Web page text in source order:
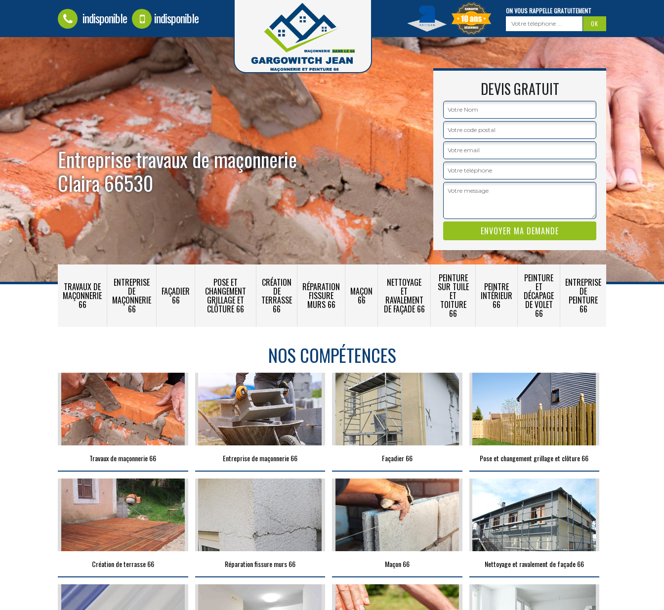
indisponible indisponible ON VOUS RAPPELLE GRATUITEMENT
Entreprise travaux de maçonnerie
Claira 66530
DEVIS GRATUIT
TRAVAUX DE
MAÇONNERIE
66
ENTREPRISE
DE
MAÇONNERIE
66
FAÇADIER
66
POSE ET
CHANGEMENT
GRILLAGE ET
CLÔTURE 66
CRÉATION
DE
TERRASSE
66
RÉPARATION
FISSURE
MURS 66
MAÇON
66
NETTOYAGE
ET
RAVALEMENT
DE FAÇADE 66
PEINTURE
SUR TUILE
ET
TOITURE
66
PEINTRE
INTÉRIEUR
66
PEINTURE
ET
DÉCAPAGE
DE VOLET
66
ENTREPRISE
DE
PEINTURE
66
NOS COMPÉTENCES
Travaux de maçonnerie 66 Entreprise de maçonnerie 66 Façadier 66 Pose et changement grillage et clôture 66
Création de terrasse 66 Réparation fissure murs 66 Maçon 66 Nettoyage et ravalement de façade 66